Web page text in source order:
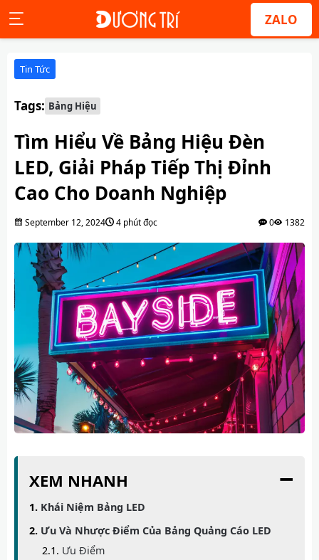
ZALO
Tin Tức
Tags: Bảng Hiệu
Tìm Hiểu Về Bảng Hiệu Đèn
LED, Giải Pháp Tiếp Thị Đỉnh
Cao Cho Doanh Nghiệp
September 12, 2024 4 phút đọc 0 1382
XEM NHANH −
Khái Niệm Bảng LED
Ưu Và Nhược Điểm Của Bảng Quảng Cáo LED
Ưu Điểm